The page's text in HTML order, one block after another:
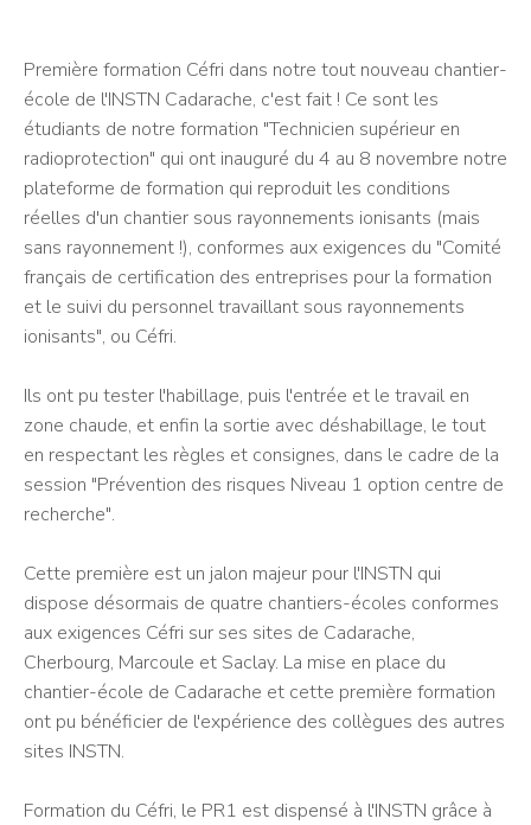
Première formation Céfri dans notre tout nouveau chantier-
école de l'INSTN Cadarache, c'est fait ! Ce sont les
étudiants de notre formation "Technicien supérieur en
radioprotection" qui ont inauguré du 4 au 8 novembre notre
plateforme de formation qui reproduit les conditions
réelles d'un chantier sous rayonnements ionisants (mais
sans rayonnement !), conformes aux exigences du "Comité
français de certification des entreprises pour la formation
et le suivi du personnel travaillant sous rayonnements
ionisants", ou Céfri.
Ils ont pu tester l'habillage, puis l'entrée et le travail en
zone chaude, et enfin la sortie avec déshabillage, le tout
en respectant les règles et consignes, dans le cadre de la
session "Prévention des risques Niveau 1 option centre de
recherche".
Cette première est un jalon majeur pour l'INSTN qui
dispose désormais de quatre chantiers-écoles conformes
aux exigences Céfri sur ses sites de Cadarache,
Cherbourg, Marcoule et Saclay. La mise en place du
chantier-école de Cadarache et cette première formation
ont pu bénéficier de l'expérience des collègues des autres
sites INSTN.
Formation du Céfri, le PR1 est dispensé à l'INSTN grâce à